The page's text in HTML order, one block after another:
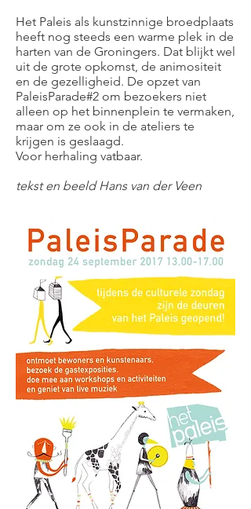
Het Paleis als kunstzinnige broedplaats
heeft nog steeds een warme plek in de
harten van de Groningers. Dat blijkt wel
uit de grote opkomst, de animositeit
en de gezelligheid. De opzet van
PaleisParade#2 om bezoekers niet
alleen op het binnenplein te vermaken,
maar om ze ook in de ateliers te
krijgen is geslaagd.
Voor herhaling vatbaar.
tekst en beeld Hans van der Veen